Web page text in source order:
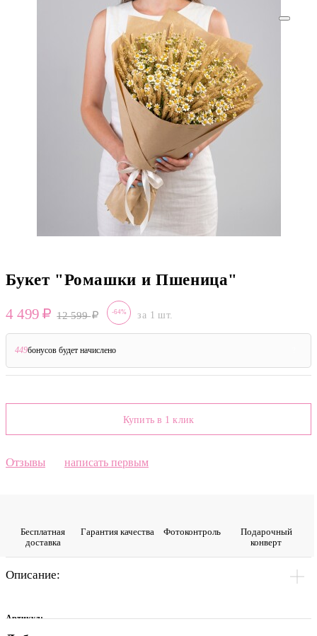
Букет "Ромашки и Пшеница"
4 499 12 599 -64% за 1 шт.
449бонусов будет начислено
Купить в 1 клик
Отзывы написать первым
Бесплатная
доставка
Гарантия качества Фото­контроль
Подарочный
конверт
Описание:
Артикул: